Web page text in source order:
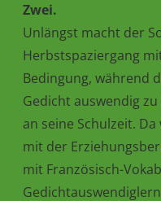
Zwei.
Unlängst macht der
Herbstspaziergang
Bedingung, während
Gedicht auswendig
an seine Schulzeit.
mit der
mit Französisch-